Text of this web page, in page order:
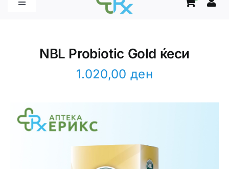
Toggle
NBL Probiotic Gold ќеси
1.020,00ден